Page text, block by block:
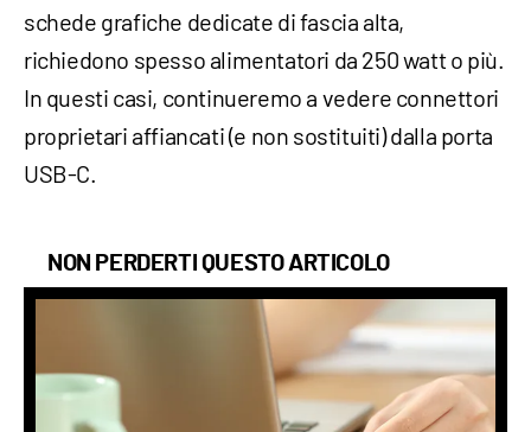
schede grafiche dedicate di fascia alta,
richiedono spesso alimentatori da 250 watt o più.
In questi casi, continueremo a vedere connettori
proprietari affiancati (e non sostituiti) dalla porta
USB-C.
NON PERDERTI QUESTO ARTICOLO